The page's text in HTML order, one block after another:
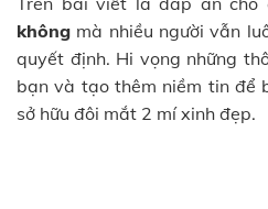
không mà nhiều người vẫn
quyết định. Hi vọng những
bạn và tạo thêm niềm tin để
sở hữu đôi mắt 2 mí xinh đẹp.